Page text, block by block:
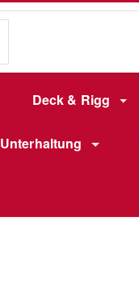
Deck & Rigg
Unterhaltung